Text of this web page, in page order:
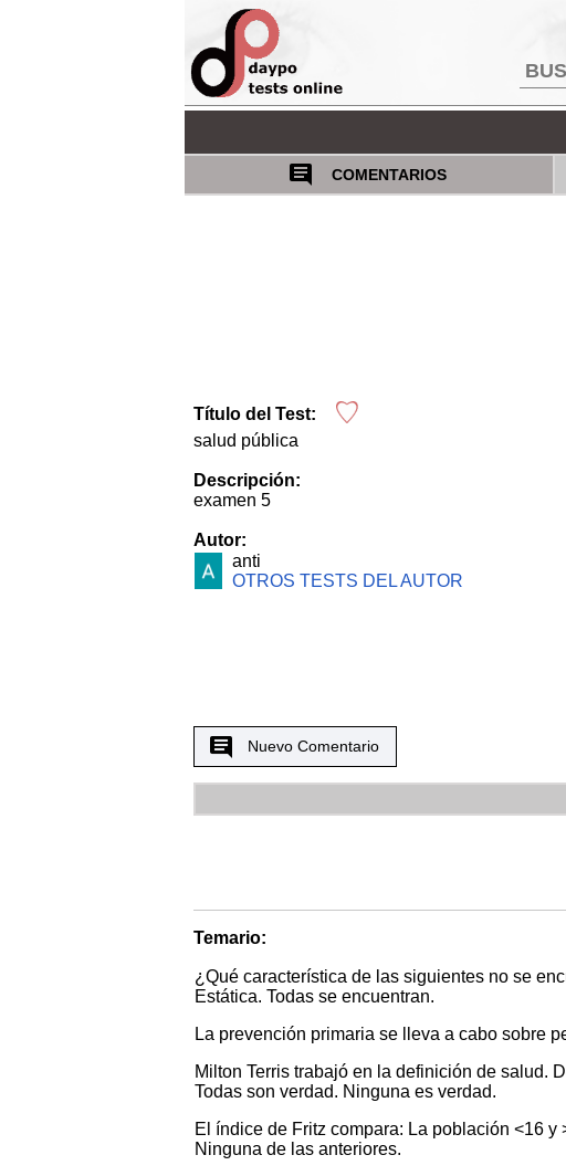
COMENTARIOS
Título del Test:
salud pública
Descripción:
examen 5
Autor:
anti
OTROS TESTS DEL AUTOR
Nuevo Comentario
Temario:
¿Qué característica de las siguientes no se
Estática. Todas se encuentran.
La prevención primaria se lleva a cabo sobre
Milton Terris trabajó en la definición de salud.
Todas son verdad. Ninguna es verdad.
El índice de Fritz compara: La población <16
Ninguna de las anteriores.